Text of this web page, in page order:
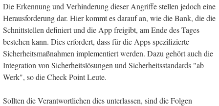
Die Erkennung und Verhinderung dieser Angriffe stellen jedoch eine
Herausforderung dar. Hier kommt es darauf an, wie die Bank, die die
Schnittstellen definiert und die App freigibt, am Ende des Tages
bestehen kann. Dies erfordert, dass für die Apps spezifizierte
Sicherheitsmaßnahmen implementiert werden. Dazu gehört auch die
Integration von Sicherheitslösungen und Sicherheitsstandards "ab
Werk", so die Check Point Leute.
Sollten die Verantwortlichen dies unterlassen, sind die Folgen